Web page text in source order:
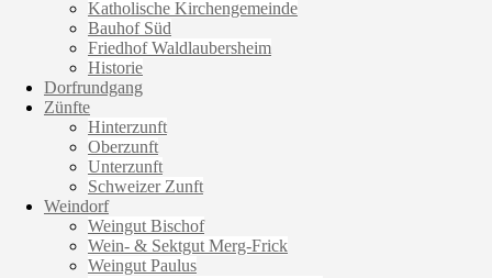
Katholische Kirchengemeinde
Bauhof Süd
Friedhof Waldlaubersheim
Historie
Dorfrundgang
Zünfte
Hinterzunft
Oberzunft
Unterzunft
Schweizer Zunft
Weindorf
Weingut Bischof
Wein- & Sektgut Merg-Frick
Weingut Paulus